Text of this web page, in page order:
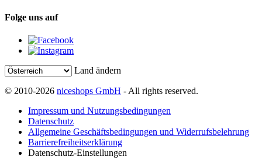
Folge uns auf
Land ändern
© 2010-2026 niceshops GmbH - All rights reserved.
Impressum und Nutzungsbedingungen
Datenschutz
Allgemeine Geschäftsbedingungen und Widerrufsbelehrung
Barrierefreiheitserklärung
Datenschutz-Einstellungen